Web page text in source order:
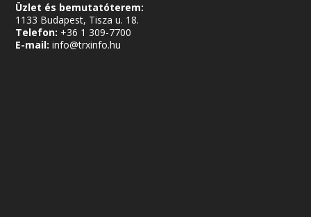
Üzlet és bemutatóterem:
1133 Budapest, Tisza u. 18.
Telefon: +36 1 309-7700
E-mail: info@trxinfo.hu